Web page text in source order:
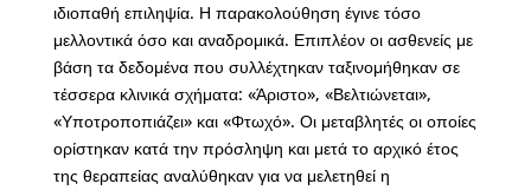
ιδιοπαθή επιληψία. Η παρακολούθηση έγινε τόσο
μελλοντικά όσο και αναδρομικά. Επιπλέον οι ασθενείς με
βάση τα δεδομένα που συλλέχτηκαν ταξινομήθηκαν σε
τέσσερα κλινικά σχήματα: «Άριστο», «Βελτιώνεται»,
«Υποτροποπιάζει» και «Φτωχό». Οι μεταβλητές οι οποίες
ορίστηκαν κατά την πρόσληψη και μετά το αρχικό έτος
της θεραπείας αναλύθηκαν για να μελετηθεί η